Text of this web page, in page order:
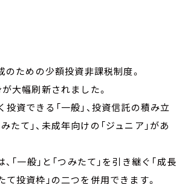
のための少額投資非課税制度。
大幅刷新されました。
投資できる「一般」、投資信託の積み立
たて」、未成年向けの「ジュニア」があ
「一般」と「つみたて」を引き継ぐ「成長
て投資枠」の二つを併用できます。